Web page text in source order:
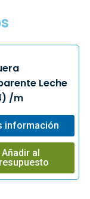
Leche
/m
información
Añadir al